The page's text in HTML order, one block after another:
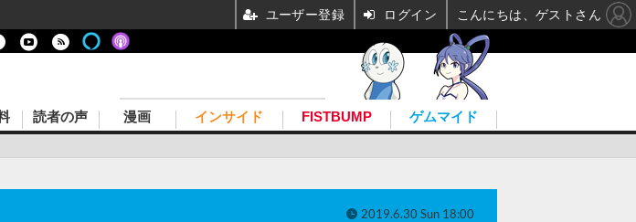
読者の声 漫画 インサイド FISTBUMP ゲムマイド
2019.6.30 Sun 18:00
ユーザー登録 ログイン こんにちは、ゲストさん